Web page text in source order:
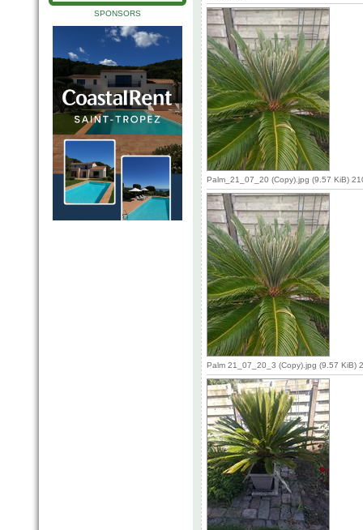
SPONSORS
Palm_21_07_20 (Copy).jpg (9.57 KiB)
Palm 21_07_20_3 (Copy).jpg (9.57 KiB)